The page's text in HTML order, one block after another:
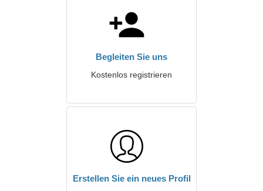
Begleiten Sie uns
Kostenlos registrieren
Erstellen Sie ein neues Profil